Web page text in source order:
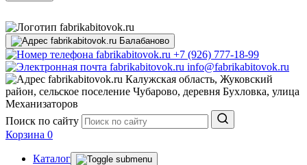
Балабаново
+7 (926) 777-18-99
info@fabrikabitovok.ru
Калужская область, Жуковский
район, сельское поселение Чубарово, деревня Бухловка, улица
Механизаторов
Поиск по сайту
Корзина 0
Каталог